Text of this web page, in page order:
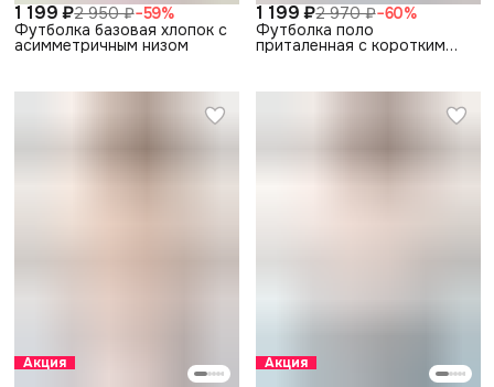
1 199 ₽2 950 ₽−59%
Футболка базовая хлопок с
асимметричным низом
1 199 ₽2 970 ₽−60%
Футболка поло
приталенная с коротким
Акция Акция